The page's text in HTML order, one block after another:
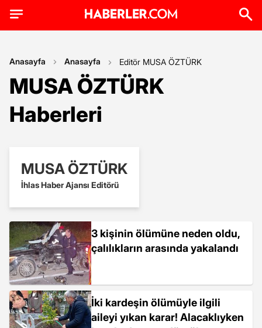
Anasayfa Anasayfa Editör MUSA ÖZTÜRK
MUSA ÖZTÜRK
Haberleri
MUSA ÖZTÜRK
İhlas Haber Ajansı Editörü
3 kişinin ölümüne neden oldu,
çalılıkların arasında yakalandı
İki kardeşin ölümüyle ilgili
aileyi yıkan karar! Alacaklıyken